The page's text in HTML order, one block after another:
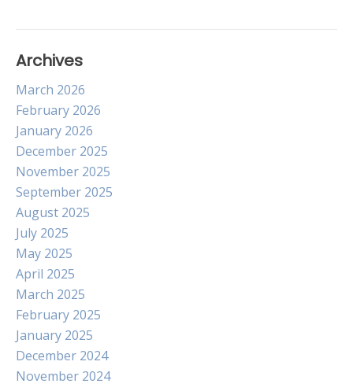
Archives
March 2026
February 2026
January 2026
December 2025
November 2025
September 2025
August 2025
July 2025
May 2025
April 2025
March 2025
February 2025
January 2025
December 2024
November 2024